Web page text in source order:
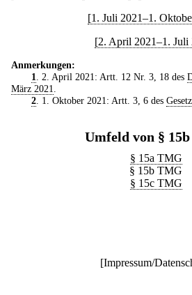
[1. Juli 2021–1.
[2. April 2021–1. Juli
Anmerkungen:
1
. 2. April 2021: Artt. 12 Nr. 3, 18 des
März 2021
2. 1. Oktober 2021: Artt. 3, 6 des
Umfeld von §
§ 15a TMG
§ 15b TMG
§ 15c TMG
[Impressum/